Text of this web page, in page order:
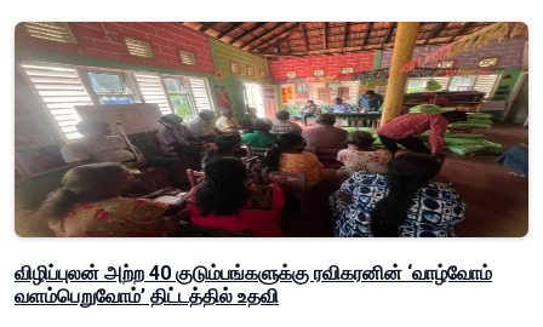
விழிப்புலன் அற்ற 40 குடும்பங்களுக்கு ரவிகரனின் ‘வாழ்வோம்
வளம்பெறுவோம்’ திட்டத்தில் உதவி